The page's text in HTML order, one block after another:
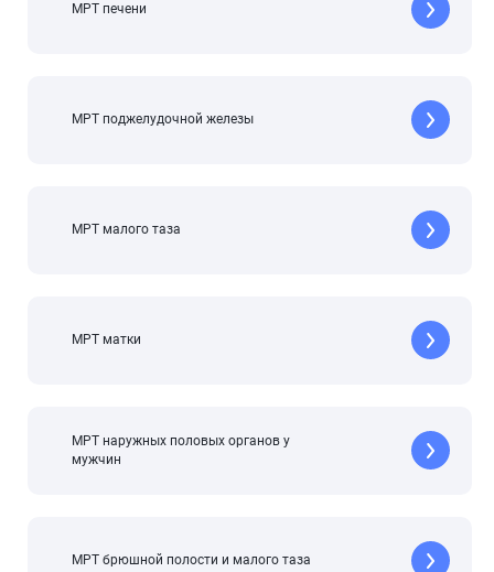
МРТ печени
МРТ поджелудочной железы
МРТ малого таза
МРТ матки
МРТ наружных половых органов у
мужчин
МРТ брюшной полости и малого таза